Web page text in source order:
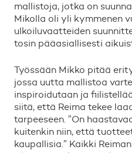
mallistoja, jotka on
Mikolla oli yli kymmenen
ulkoiluvaatteiden
tosin pääasiallisesti
Työssään Mikko pitää
jossa uutta mallistoa
inspiroidutaan ja
siitä, että Reima tekee
tarpeeseen. ”On
kuitenkin niin, että
kaupallisia.” Kaikki